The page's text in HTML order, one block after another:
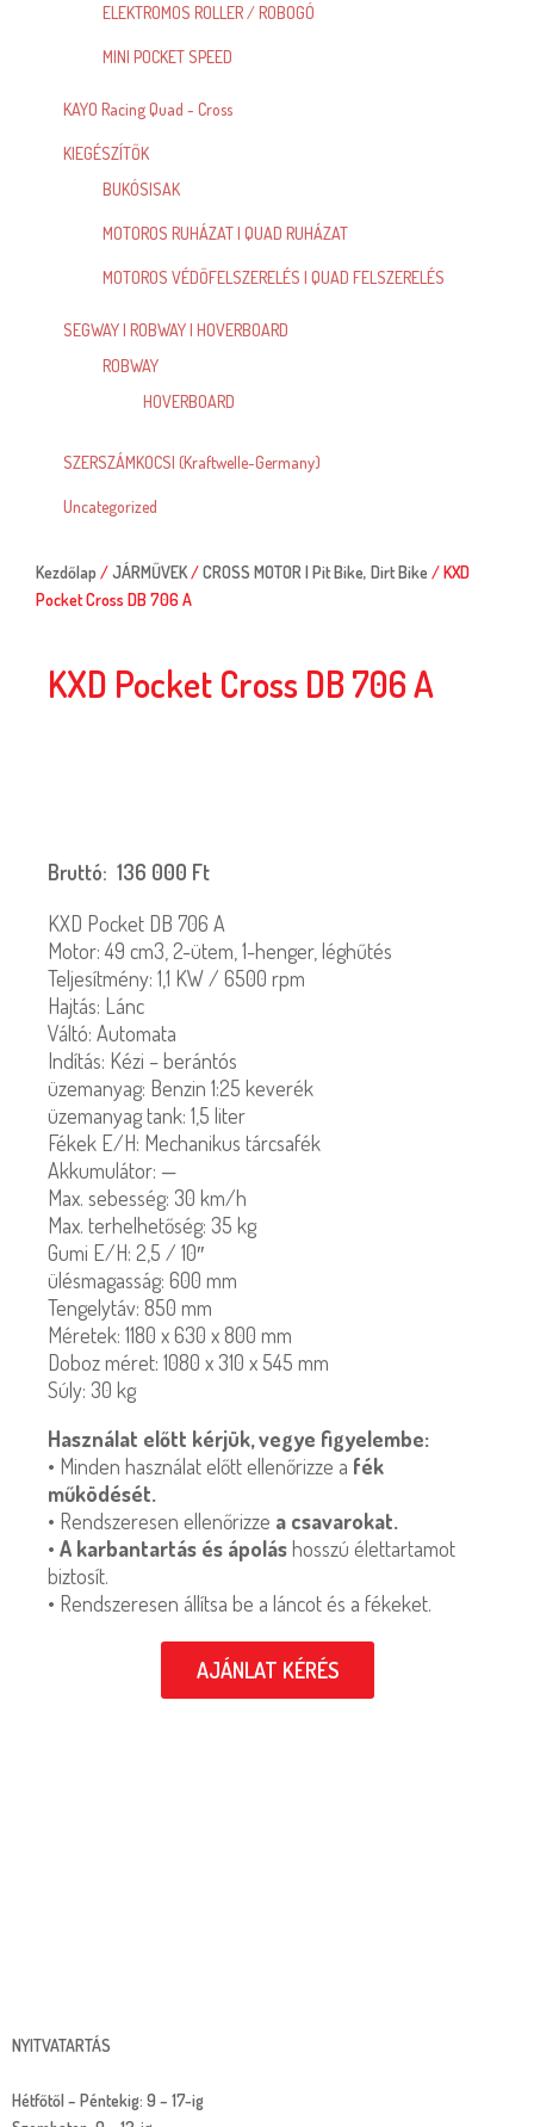
ELEKTROMOS ROLLER / ROBOGÓ
MINI POCKET SPEED
KAYO Racing Quad - Cross
KIEGÉSZÍTŐK
BUKÓSISAK
MOTOROS RUHÁZAT | QUAD RUHÁZAT
MOTOROS VÉDŐFELSZERELÉS | QUAD FELSZERELÉS
SEGWAY | ROBWAY | HOVERBOARD
ROBWAY
HOVERBOARD
SZERSZÁMKOCSI (Kraftwelle-Germany)
Uncategorized
Kezdőlap /JÁRMŰVEK /CROSS MOTOR | Pit Bike, Dirt Bike / KXD
Pocket Cross DB 706 A
KXD Pocket Cross DB 706 A
Bruttó: 136 000 Ft
KXD Pocket DB 706 A
Motor: 49 cm3, 2-ütem, 1-henger, léghűtés
Teljesítmény: 1,1 KW / 6500 rpm
Hajtás: Lánc
Váltó: Automata
Indítás: Kézi – berántós
üzemanyag: Benzin 1:25 keverék
üzemanyag tank: 1,5 liter
Fékek E/H: Mechanikus tárcsafék
Akkumulátor: —
Max. sebesség: 30 km/h
Max. terhelhetőség: 35 kg
Gumi E/H: 2,5 / 10″
ülésmagasság: 600 mm
Tengelytáv: 850 mm
Méretek: 1180 x 630 x 800 mm
Doboz méret: 1080 x 310 x 545 mm
Súly: 30 kg
Használat előtt kérjük, vegye figyelembe:
• Minden használat előtt ellenőrizze a fék
működését.
• Rendszeresen ellenőrizze a csavarokat.
• A karbantartás és ápoláshosszú élettartamot
biztosít.
• Rendszeresen állítsa be a láncot és a fékeket.
AJÁNLAT KÉRÉS
NYITVATARTÁS
Hétfőtől – Péntekig: 9 – 17-ig